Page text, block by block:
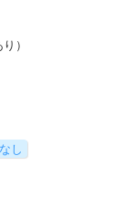
）
し